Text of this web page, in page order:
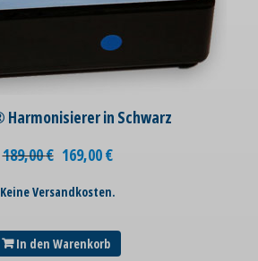
Harmonisierer in Schwarz
189,00€ 169,00€
Keine Versandkosten.
In den Warenkorb